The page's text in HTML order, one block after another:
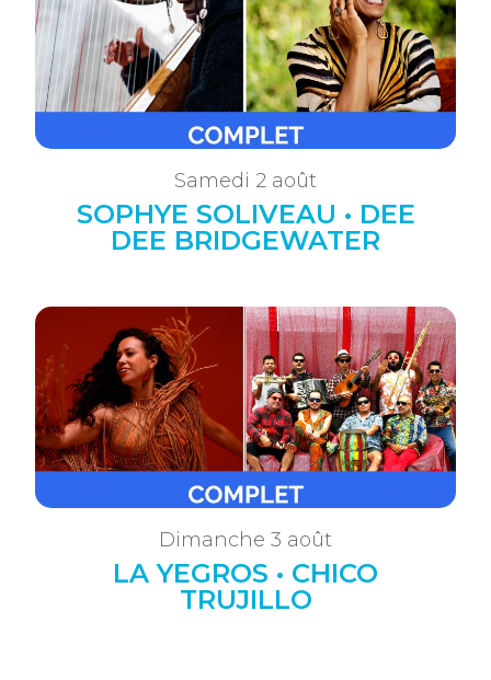
Samedi 2 août
SOPHYE SOLIVEAU • DEE
DEE BRIDGEWATER
Dimanche 3 août
LA YEGROS • CHICO
TRUJILLO